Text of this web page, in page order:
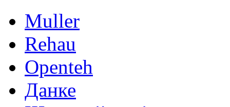
Muller
Rehau
Openteh
Данке